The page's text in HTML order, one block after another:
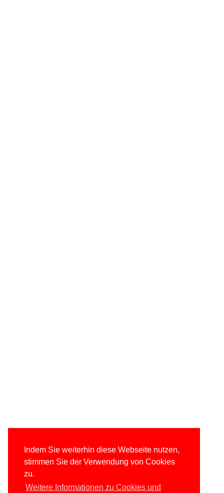
Indem Sie weiterhin diese Webseite nutzen,
stimmen Sie der Verwendung von Cookies
zu.
Weitere Informationen zu Cookies und